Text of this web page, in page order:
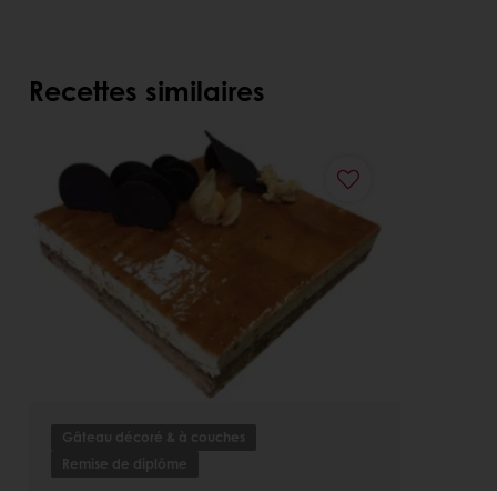
Recettes similaires
Gâteau décoré & à couches
Remise de diplôme